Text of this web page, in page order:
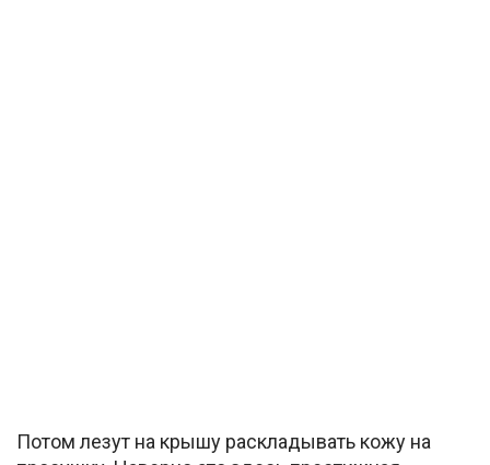
Потом лезут на крышу раскладывать кожу на